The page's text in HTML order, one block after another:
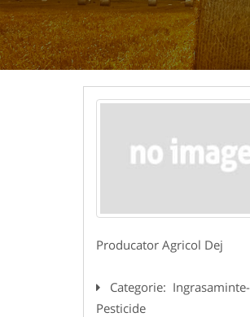
Producator Agricol Dej
Categorie: Ingrasaminte-
Pesticide